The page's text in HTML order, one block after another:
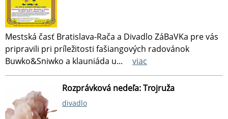
Mestská časť Bratislava-Rača a Divadlo ZáBaVKa pre vás
pripravili pri príležitosti fašiangových radovánok
Buwko&Sniwko a klauniáda u...
viac
Rozprávková nedeľa: Trojruža
divadlo